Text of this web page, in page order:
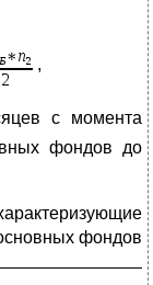
,
с момента
фондов до
фондов